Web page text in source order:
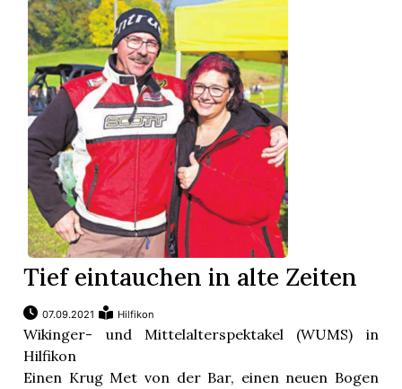
Tief eintauchen in alte Zeiten
07.09.2021 Hilfikon
Wikinger- und Mittelalterspektakel (WUMS) in
Hilfikon
Einen Krug Met von der Bar, einen neuen Bogen